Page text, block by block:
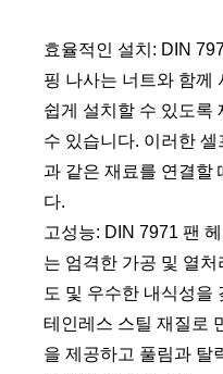
효율적인 설치: DIN
핑 나사는 너트와 함께
쉽게 설치할 수 있도록
수 있습니다. 이러한
과 같은 재료를 연결할
다.
고성능: DIN 7971 팬
는 엄격한 가공 및 열
도 및 우수한 내식성을
테인레스 스틸 재질로
을 제공하고 풀림과 탈